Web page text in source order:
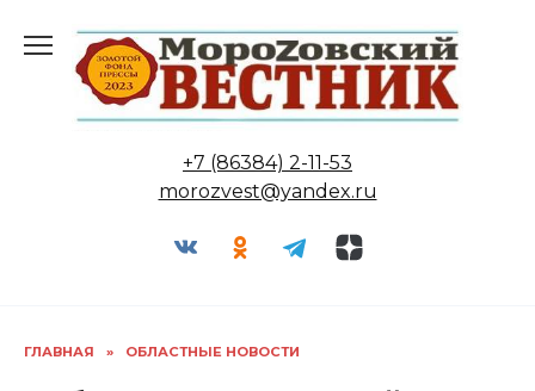
содержанию
+7 (86384) 2-11-53
morozvest@yandex.ru
ГЛАВНАЯ » ОБЛАСТНЫЕ НОВОСТИ